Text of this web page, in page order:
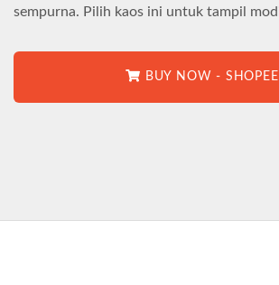
sempurna. Pilih kaos ini untuk tampil
BUY NOW - SHOPEE